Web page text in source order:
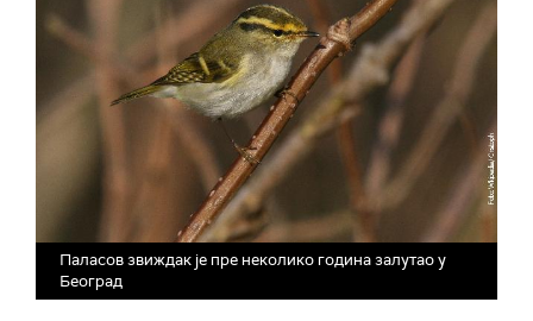
Паласов звиждак је пре неколико година залутао у
Београд